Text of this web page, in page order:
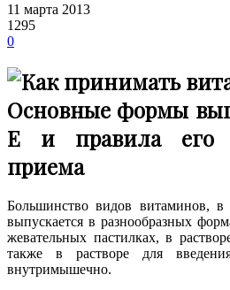
11 марта 2013
1295
0
Основные формы
E и правила его
приема
Большинство видов витаминов,
выпускается в разнообразных
жевательных пастилках, в
также в растворе для
внутримышечно.